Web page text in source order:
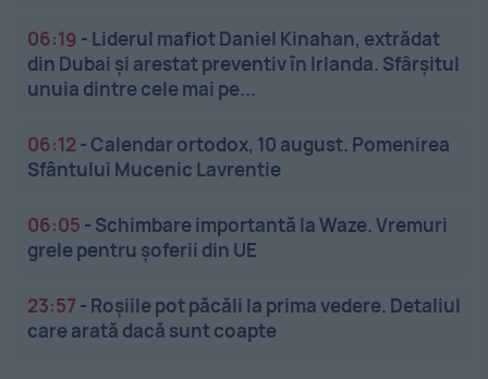
06:19 - Liderul mafiot Daniel Kinahan, extrădat
din Dubai și arestat preventiv în Irlanda. Sfârșitul
unuia dintre cele mai pe...
06:12 -Calendar ortodox, 10 august. Pomenirea
Sfântului Mucenic Lavrentie
06:05 - Schimbare importantă la Waze. Vremuri
grele pentru șoferii din UE
23:57 - Roșiile pot păcăli la prima vedere. Detaliul
care arată dacă sunt coapte